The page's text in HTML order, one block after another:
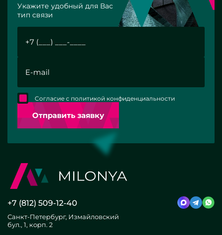
Укажите удобный для Вас
тип связи
Отправить заявку
Согласие с политикой конфиденциальности
+7 (812) 509-12-40
Санкт-Петербург, Измайловский
бул., 1, корп. 2